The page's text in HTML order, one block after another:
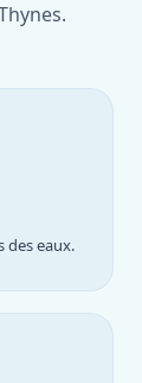
des eaux.